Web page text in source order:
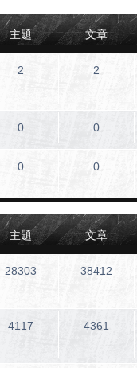
主題 文章
2 2
0 0
0 0
主題 文章
28303 38412
4117 4361